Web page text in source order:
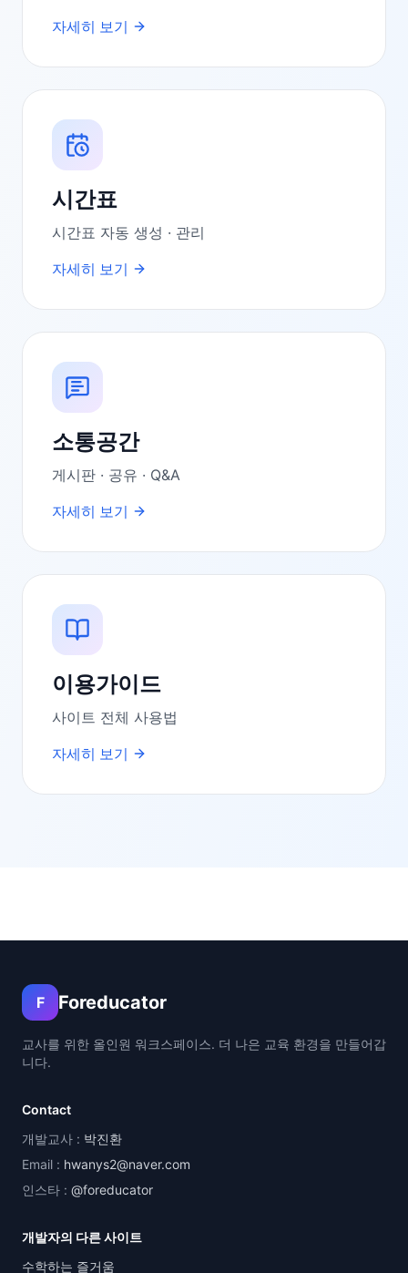
자세히 보기
시간표
시간표 자동 생성 · 관리
자세히 보기
소통공간
게시판 · 공유 · Q&A
자세히 보기
이용가이드
사이트 전체 사용법
자세히 보기
F Foreducator
교사를 위한 올인원 워크스페이스. 더 나은 교육 환경을 만들어갑
니다.
Contact
개발교사 : 박진환
Email : hwanys2@naver.com
인스타 : @foreducator
개발자의 다른 사이트
수학하는 즐거움